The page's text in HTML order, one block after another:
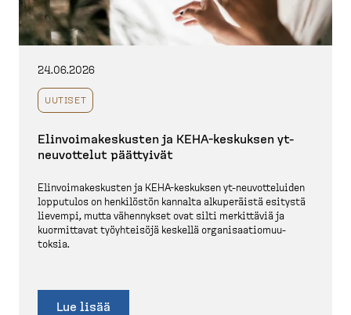
24.06.2026
UUTISET
Elinvoi­ma­kes­kusten ja KEHA-​keskuksen yt-​
neuvottelut päättyivät
Elinvoi­ma­kes­kusten ja KEHA-​keskuksen yt-​neuvot­te­luiden
lopputulos on henkilöstön kannalta alkupe­räistä esitystä
lievempi, mutta vähennykset ovat silti merkittäviä ja
kuormittavat työyhteisöjä keskellä organi­saa­tio­muu­
toksia.
Lue lisää